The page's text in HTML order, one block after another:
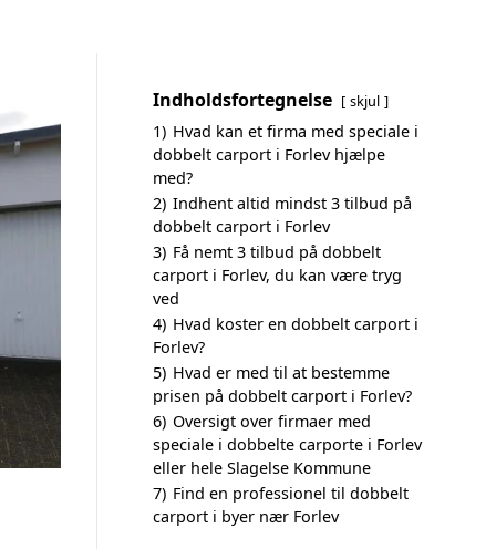
Indholdsfortegnelse skjul
1) Hvad kan et firma med speciale i
dobbelt carport i Forlev hjælpe
med?
2) Indhent altid mindst 3 tilbud på
dobbelt carport i Forlev
3) Få nemt 3 tilbud på dobbelt
carport i Forlev, du kan være tryg
ved
4) Hvad koster en dobbelt carport i
Forlev?
5) Hvad er med til at bestemme
prisen på dobbelt carport i Forlev?
6) Oversigt over firmaer med
speciale i dobbelte carporte i Forlev
eller hele Slagelse Kommune
7) Find en professionel til dobbelt
carport i byer nær Forlev